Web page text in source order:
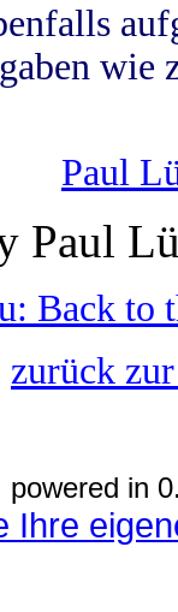
wie
Paul
Paul
Back to
zurück
powered in
Ihre